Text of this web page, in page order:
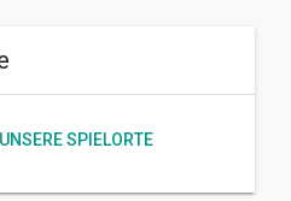
UNSERE SPIELORTE